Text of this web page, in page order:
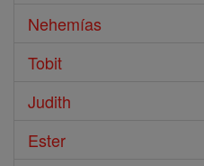
Nehemías
Tobit
Judith
Ester